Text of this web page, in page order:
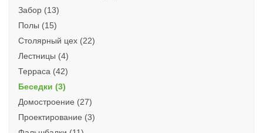
Забор (13)
Полы (15)
Столярный цех (22)
Лестницы (4)
Терраса (42)
Беседки (3)
Домостроение (27)
Проектирование (3)